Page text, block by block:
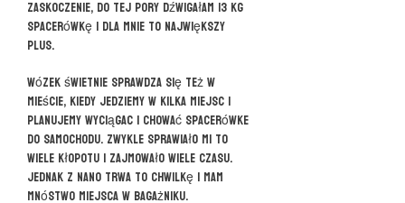
zaskoczenie, do tej pory dźwigałam 13 kg
spacerówkę i dla mnie to największy
plus.
Wózek świetnie sprawdza się też w
mieście, kiedy jedziemy w kilka miejsc i
planujemy wyciągac i chować spacerówke
do samochodu. Zwykle sprawiało mi to
wiele kłopotu i zajmowało wiele czasu.
Jednak z Nano trwa to chwilkę i mam
mnóstwo miejsca w bagażniku.